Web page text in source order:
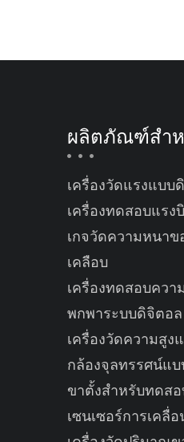
ผลิตภัณฑ์สำห
เครื่องวัดแรงแบบ
เครื่องทดสอบแรง
เกจวัดความหนาข
เคลือบ
เครื่องทดสอบควา
พกพาระบบดิจิตอล
เครื่องวัดความสูง
กล้องจุลทรรศน์แ
ขาตั้งสำหรับทดสอ
เซนเซอร์การเคลื่